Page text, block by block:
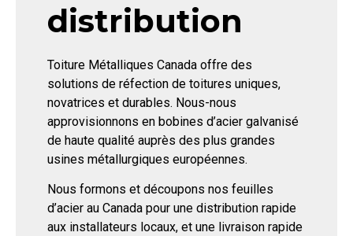
distribution
Toiture Métalliques Canada offre des
solutions de réfection de toitures uniques,
novatrices et durables. Nous-nous
approvisionnons en bobines d’acier galvanisé
de haute qualité auprès des plus grandes
usines métallurgiques européennes.
Nous formons et découpons nos feuilles
d’acier au Canada pour une distribution rapide
aux installateurs locaux, et une livraison rapide